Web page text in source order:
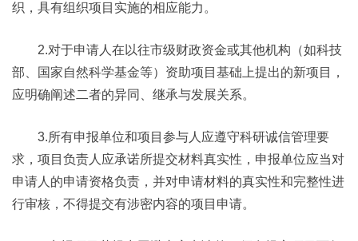
织，具有组织项目实施的相应能力。
2.对于申请人在以往市级财政资金或其他机构（如科技
部、国家自然科学基金等）资助项目基础上提出的新项目，
应明确阐述二者的异同、继承与发展关系。
3.所有申报单位和项目参与人应遵守科研诚信管理要
求，项目负责人应承诺所提交材料真实性，申报单位应当对
申请人的申请资格负责，并对申请材料的真实性和完整性进
行审核，不得提交有涉密内容的项目申请。